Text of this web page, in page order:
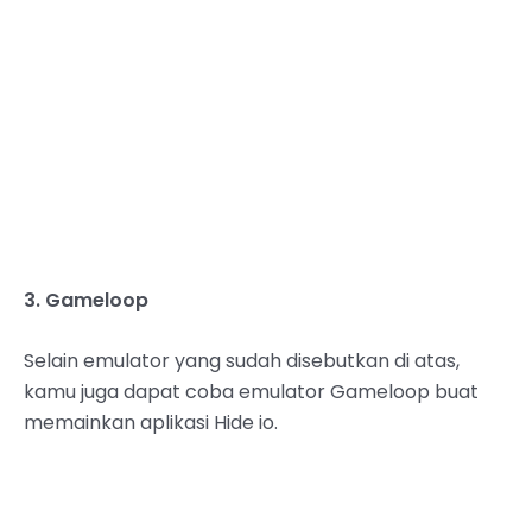
3. Gameloop
Selain emulator yang sudah disebutkan di atas,
kamu juga dapat coba emulator Gameloop buat
memainkan aplikasi Hide io.